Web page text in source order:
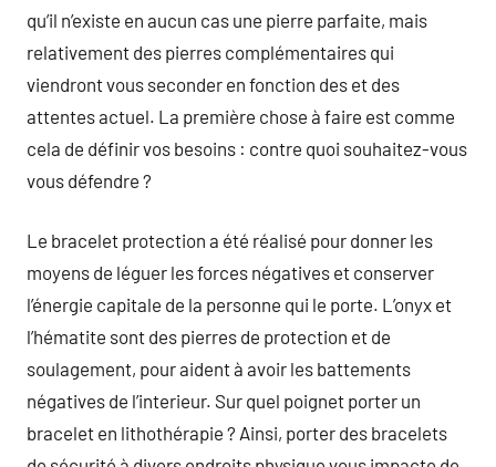
qu’il n’existe en aucun cas une pierre parfaite, mais
relativement des pierres complémentaires qui
viendront vous seconder en fonction des et des
attentes actuel. La première chose à faire est comme
cela de définir vos besoins : contre quoi souhaitez-vous
vous défendre ?
Le bracelet protection a été réalisé pour donner les
moyens de léguer les forces négatives et conserver
l’énergie capitale de la personne qui le porte. L’onyx et
l’hématite sont des pierres de protection et de
soulagement, pour aident à avoir les battements
négatives de l’interieur. Sur quel poignet porter un
bracelet en lithothérapie ? Ainsi, porter des bracelets